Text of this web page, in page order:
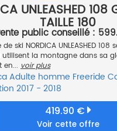
UNLEASHED 108
TAILLE 180
public conseillé :
ski NORDICA UNLEASHED
utilisent la montagne dans sa
en... voir plus
Adulte homme Freeride
2017 - 2018
419.90 €
Voir cette offre